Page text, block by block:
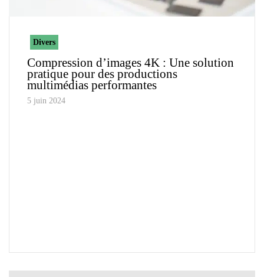
Divers
Compression d’images 4K : Une solution
pratique pour des productions
multimédias performantes
5 juin 2024